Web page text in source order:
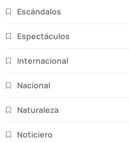
Escándalos
Espectáculos
Internacional
Nacional
Naturaleza
Noticiero